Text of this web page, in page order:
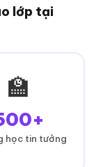
lớp tại
🏫
học tin tưởng